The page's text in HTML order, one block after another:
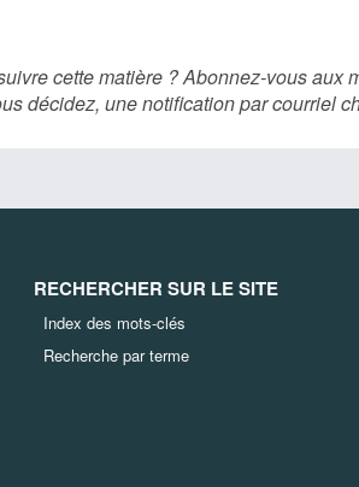
cette matière ? Abonnez-vous aux
décidez, une notification par courriel
RECHERCHER SUR LE SITE
Index des mots-clés
Recherche par terme